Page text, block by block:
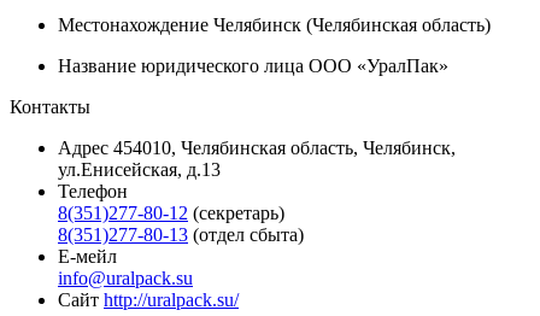
Местонахождение Челябинск (Челябинская область)
Название юридического лица ООО «УралПак»
Контакты
Адрес 454010, Челябинская область, Челябинск,
ул.Енисейская, д.13
Телефон
8(351)277-80-12 (секретарь)
8(351)277-80-13 (отдел сбыта)
Е-мейл
info@uralpack.su
Сайт http://uralpack.su/